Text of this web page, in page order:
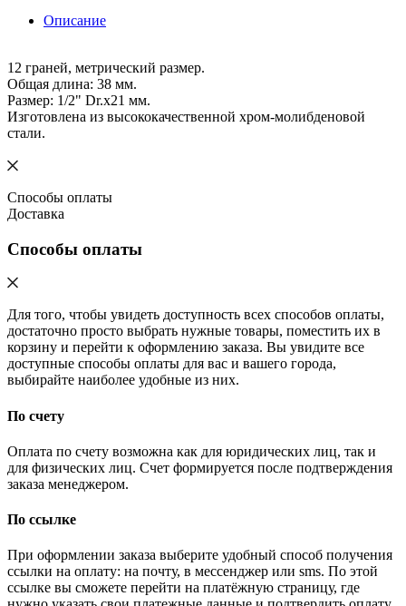
Описание
12 граней, метрический размер.
Общая длина: 38 мм.
Размер: 1/2" Dr.х21 мм.
Изготовлена из высококачественной хром-молибденовой
стали.
Способы оплаты
Доставка
Способы оплаты
Для того, чтобы увидеть доступность всех способов оплаты,
достаточно просто выбрать нужные товары, поместить их в
корзину и перейти к оформлению заказа. Вы увидите все
доступные способы оплаты для вас и вашего города,
выбирайте наиболее удобные из них.
По счету
Оплата по счету возможна как для юридических лиц, так и
для физических лиц. Счет формируется после подтверждения
заказа менеджером.
По ссылке
При оформлении заказа выберите удобный способ получения
ссылки на оплату: на почту, в мессенджер или sms. По этой
ссылке вы сможете перейти на платёжную страницу, где